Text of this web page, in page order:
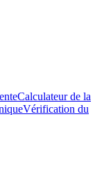
Calculateur de la
Vérification du